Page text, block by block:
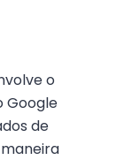
o
Google
de